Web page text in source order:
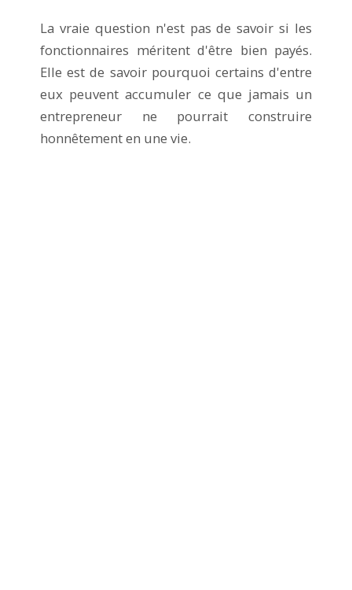
La vraie question n'est pas de savoir si les
fonctionnaires méritent d'être bien payés.
Elle est de savoir pourquoi certains d'entre
eux peuvent accumuler ce que jamais un
entrepreneur ne pourrait construire
honnêtement en une vie.